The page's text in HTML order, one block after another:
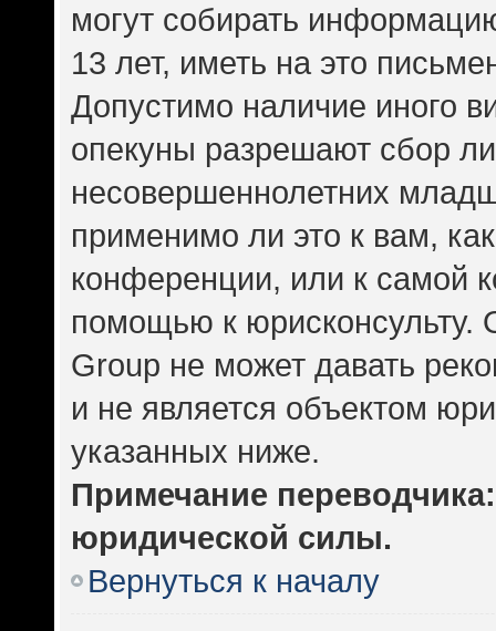
могут собирать
13 лет, иметь на это
Допустимо наличие иного
опекуны разрешают сбор
несовершеннолетних
применимо ли это к вам,
конференции, или к самой
помощью к юрисконсульту.
Group не может давать
и не является объектом
указанных ниже.
Примечание
юридической силы.
Вернуться к началу